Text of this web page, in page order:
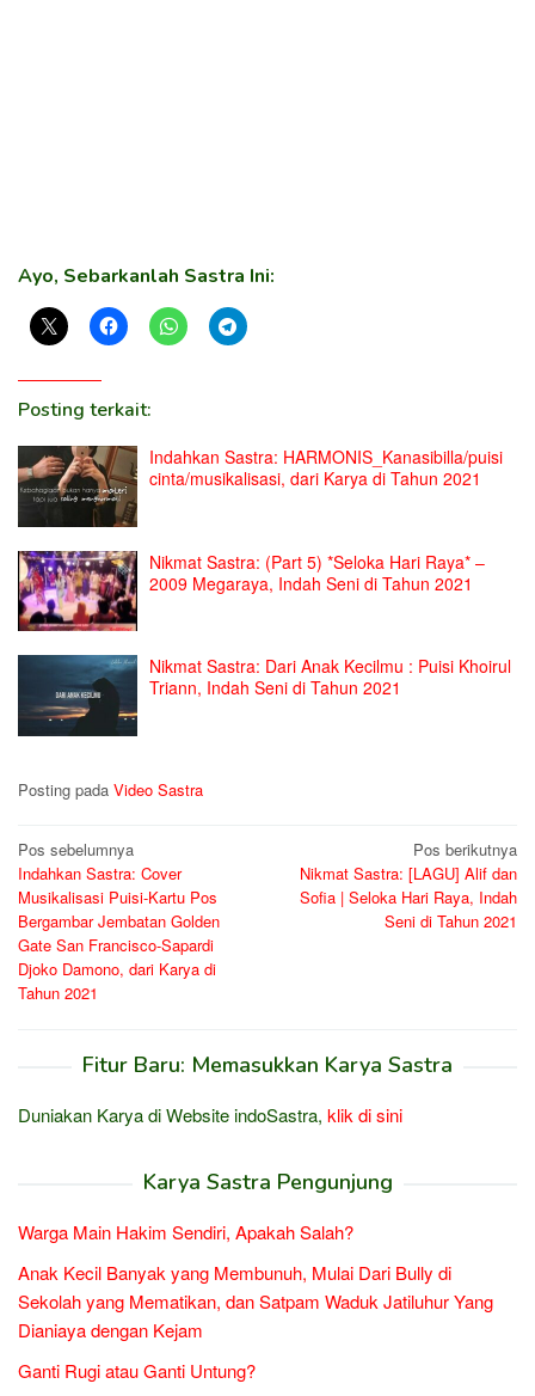
Ayo, Sebarkanlah Sastra Ini:
Posting terkait:
Indahkan Sastra: HARMONIS_Kanasibilla/puisi
cinta/musikalisasi, dari Karya di Tahun 2021
Nikmat Sastra: (Part 5) *Seloka Hari Raya* –
2009 Megaraya, Indah Seni di Tahun 2021
Nikmat Sastra: Dari Anak Kecilmu : Puisi Khoirul
Triann, Indah Seni di Tahun 2021
Posting pada Video Sastra
Navigasi
pos
Pos sebelumnya
Indahkan Sastra: Cover
Musikalisasi Puisi-Kartu Pos
Bergambar Jembatan Golden
Gate San Francisco-Sapardi
Djoko Damono, dari Karya di
Tahun 2021
Pos berikutnya
Nikmat Sastra: [LAGU] Alif dan
Sofia | Seloka Hari Raya, Indah
Seni di Tahun 2021
Fitur Baru: Memasukkan Karya Sastra
Duniakan Karya di Website indoSastra, klik di sini
Karya Sastra Pengunjung
Warga Main Hakim Sendiri, Apakah Salah?
Anak Kecil Banyak yang Membunuh, Mulai Dari Bully di
Sekolah yang Mematikan, dan Satpam Waduk Jatiluhur Yang
Dianiaya dengan Kejam
Ganti Rugi atau Ganti Untung?